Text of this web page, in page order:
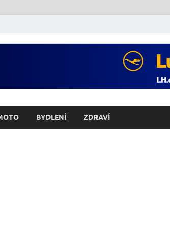
BYDLENÍ ZDRAVÍ